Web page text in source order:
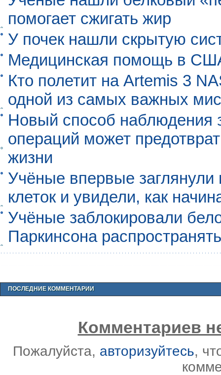
помогает сжигать жир
У почек нашли скрытую
Медицинская помощь в
Кто полетит на Artemis 3
одной из самых важных
Новый способ наблюдения
операций может
жизни
Учёные впервые
клеток и увидели, как
Учёные заблокировали
Паркинсона
ПОСЛЕДНИЕ КОММЕНТАРИИ
Комментариев
Пожалуйста, авторизуйтесь,